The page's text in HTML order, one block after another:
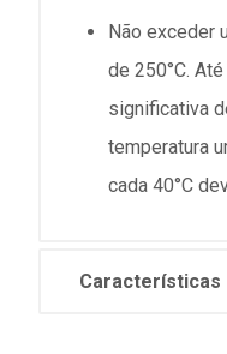
Não exceder
de 250°C.
significativa
temperatura
cada 40°C
Características